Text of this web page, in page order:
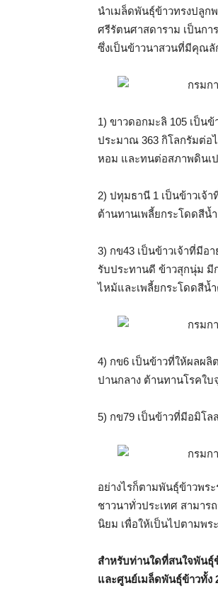
นำเมล็ดพันธุ์ข้าวทรงปลูก
ศรีรัตนศาสดาราม เป็นก
ซึ่งเป็นข้าวนาสวนที่มีคุณลั
1) ขาวดอกมะลิ 105 เป็น
ประมาณ 363 กิโลกรัมต่
หอม และทนต่อสภาพดินเ
2) ปทุมธานี 1 เป็นข้าวเจ้
ต้านทานเพลี้ยกระโดดสีน้
3) กข43 เป็นข้าวเจ้าที่มีอ
รับประทานดี ข้าวสุกนุ่ม
ไหม้และเพลี้ยกระโดดสีน้
4) กข6 เป็นข้าวที่ให้ผลผ
ปานกลาง ต้านทานโรคใ
5) กข79 เป็นข้าวที่มีอมิโ
อย่างไรก็ตามพันธุ์ข้าวพร
ชาวนาทั่วประเทศ สามา
นิยม เพื่อให้เป็นไปตามพร
สำหรับท่านใดที่สนใจพันธุ์
และศูนย์เมล็ดพันธุ์ข้าวทั้ง